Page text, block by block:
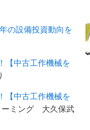
の設備投資動向を
【中古工作機械を
【中古工作機械を
ーミング 大久保武